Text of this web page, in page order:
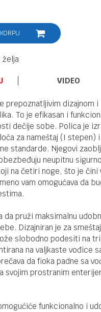
želja
VIDEO
prepoznatljivim dizajnom i
To je efikasan i
dečije sobe. Polica je
za nameštaj (I stepen)
standarde. Njegovi
neupitnu
na četiri noge, što je čini
vam omogućava da
da pruži maksimalnu
Dizajniran je za
slobodno podesiti na
na valjkaste vođice
da fioka padne sa
svojim prostranim
funkcionalno i